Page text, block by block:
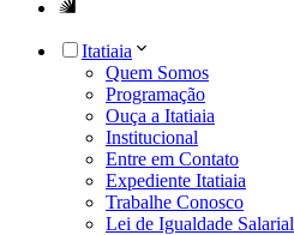
Itatiaia
Quem Somos
Programação
Ouça a Itatiaia
Institucional
Entre em Contato
Expediente Itatiaia
Trabalhe Conosco
Lei de Igualdade Salarial